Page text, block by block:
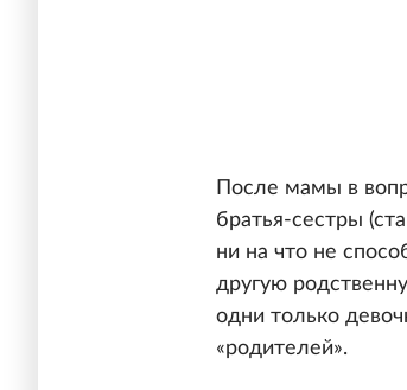
После мамы в
братья-сестры
ни на что не
другую
одни только
«родителей».